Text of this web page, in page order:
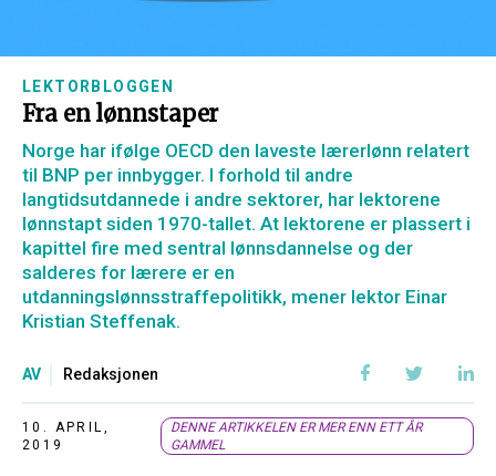
LEKTORBLOGGEN
Fra en lønnstaper
Norge har ifølge OECD den laveste lærerlønn relatert
til BNP per innbygger. I forhold til andre
langtidsutdannede i andre sektorer, har lektorene
lønnstapt siden 1970-tallet. At lektorene er plassert i
kapittel fire med sentral lønnsdannelse og der
salderes for lærere er en
utdanningslønnsstraffepolitikk, mener lektor Einar
Kristian Steffenak.
AV Redaksjonen
10. APRIL,
2019
DENNE ARTIKKELEN ER MER ENN ETT ÅR
GAMMEL